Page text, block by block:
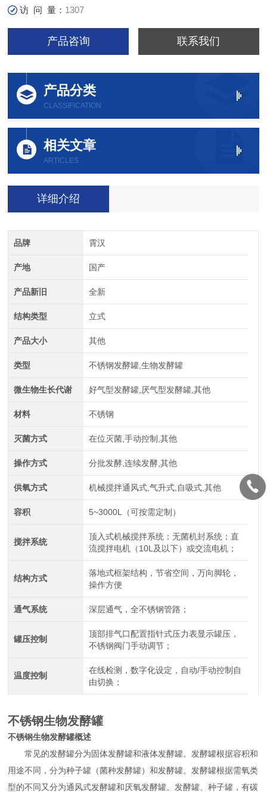
访 问 量： 1307
产品咨询 联系我们
产品分类
CLASSIFICATION
相关文章
ARTICLES
详细介绍
品牌 霄汉
产地 国产
产品新旧 全新
结构类型 立式
产品大小 其他
类型 不锈钢发酵罐,生物发酵罐
微生物生长代谢 好气型发酵罐,厌气型发酵罐,其他
材料 不锈钢
灭菌方式 在位灭菌,手动控制,其他
操作方式 分批发酵,连续发酵,其他
供氧方式 机械搅拌通风式,气升式,自吸式,其他
容积 5~3000L（可按需定制）
搅拌系统
顶入式机械搅拌系统；无菌机封系统；直
流搅拌电机（10L及以下）或交流电机；
结构方式
落地式框架结构，节省空间，万向脚轮，
操作方便
通气系统 深层通气，全不锈钢管路；
罐压控制
顶部排气口配置指针式压力表显示罐压，
不锈钢阀门手动调节；
温度控制
在线检测，数字化设定，自动/手动控制自
由切换；
不锈钢生物发酵罐
不锈钢生物发酵罐概述
常见的发酵罐分为固体发酵罐和液体发酵罐。发酵罐根据容积和
用途不同，分为种子罐（菌种发酵罐）和发酵罐。发酵罐根据需氧类
型的不同又分为通风式发酵罐和厌氧发酵罐。发酵罐、种子罐，有碳